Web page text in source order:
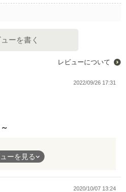
ーを書く
レビューについて
2022/09/26 17:31
れる夫なんてなかなかいないです
した。ヒーローの強さ、ぶれなさ
ーを見る
2020/10/07 13:24